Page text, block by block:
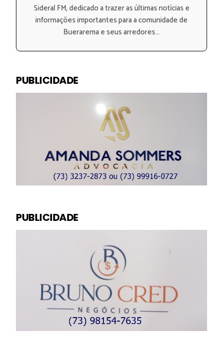
Sideral FM, dedicado a trazer as últimas notícias e
informações importantes para a comunidade de
Buerarema e seus arredores...
PUBLICIDADE
PUBLICIDADE